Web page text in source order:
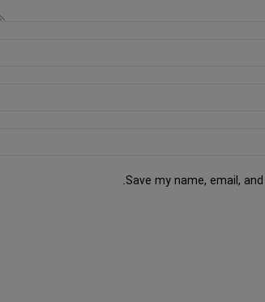
Save my name, email,